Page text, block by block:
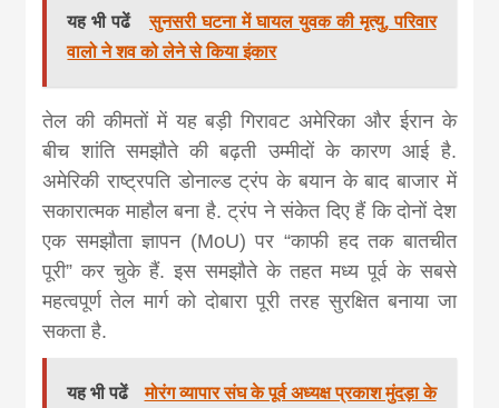
यह भी पढें
सुनसरी घटना में घायल युवक की मृत्यु, परिवार
वालो ने शव को लेने से किया इंकार
तेल की कीमतों में यह बड़ी गिरावट अमेरिका और ईरान के
बीच शांति समझौते की बढ़ती उम्मीदों के कारण आई है.
अमेरिकी राष्ट्रपति डोनाल्ड ट्रंप के बयान के बाद बाजार में
सकारात्मक माहौल बना है. ट्रंप ने संकेत दिए हैं कि दोनों देश
एक समझौता ज्ञापन (MoU) पर “काफी हद तक बातचीत
पूरी” कर चुके हैं. इस समझौते के तहत मध्य पूर्व के सबसे
महत्वपूर्ण तेल मार्ग को दोबारा पूरी तरह सुरक्षित बनाया जा
सकता है.
यह भी पढें
मोरंग व्यापार संघ के पूर्व अध्यक्ष प्रकाश मुंदड़ा के